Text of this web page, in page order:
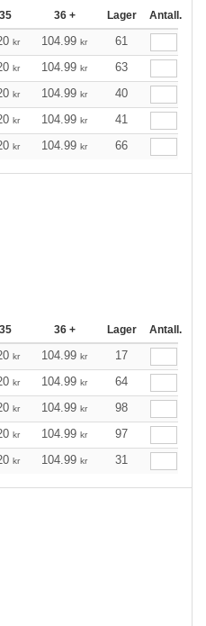
36 + Lager Antall.
kr 104.99 kr
61
kr 104.99 kr
63
kr 104.99 kr
40
kr 104.99 kr
41
kr 104.99 kr 66
36 + Lager Antall.
kr 104.99 kr
17
kr 104.99 kr
64
kr 104.99 kr
98
kr 104.99 kr
97
kr 104.99 kr 31